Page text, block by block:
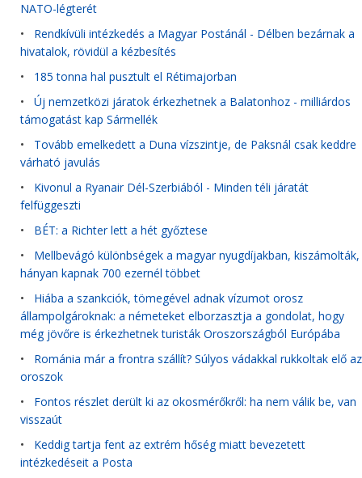
NATO-légterét
• Rendkívüli intézkedés a Magyar Postánál - Délben bezárnak a
hivatalok, rövidül a kézbesítés
• 185 tonna hal pusztult el Rétimajorban
• Új nemzetközi járatok érkezhetnek a Balatonhoz - milliárdos
támogatást kap Sármellék
• Tovább emelkedett a Duna vízszintje, de Paksnál csak keddre
várható javulás
• Kivonul a Ryanair Dél-Szerbiából - Minden téli járatát
felfüggeszti
• BÉT: a Richter lett a hét győztese
• Mellbevágó különbségek a magyar nyugdíjakban, kiszámolták,
hányan kapnak 700 ezernél többet
• Hiába a szankciók, tömegével adnak vízumot orosz
állampolgároknak: a németeket elborzasztja a gondolat, hogy
még jövőre is érkezhetnek turisták Oroszországból Európába
• Románia már a frontra szállít? Súlyos vádakkal rukkoltak elő az
oroszok
• Fontos részlet derült ki az okosmérőkről: ha nem válik be, van
visszaút
• Keddig tartja fent az extrém hőség miatt bevezetett
intézkedéseit a Posta